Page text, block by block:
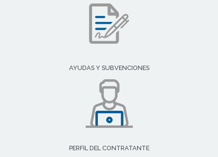
AYUDAS Y SUBVENCIONES
PERFIL DEL CONTRATANTE